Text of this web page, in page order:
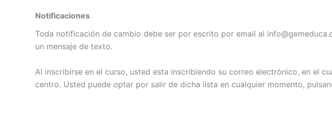
Notificaciones
Toda notificación de cambio debe ser por escrito por email al
un mensaje de texto.
Al inscribirse en el curso, usted esta inscribiendo su correo electrónico, en el
centro. Usted puede optar por salir de dicha lista en cualquier momento,